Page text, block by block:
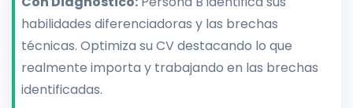
habilidades diferenciadoras y las brechas
técnicas. Optimiza su CV destacando lo que
realmente importa y trabajando en las brechas
identificadas.